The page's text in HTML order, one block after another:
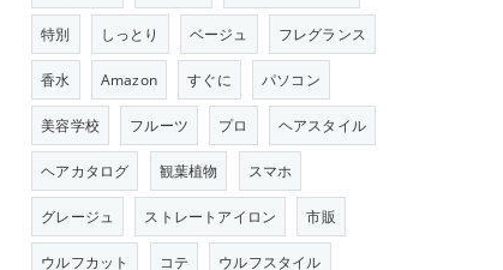
特別 しっとり ベージュ フレグランス
香水 Amazon すぐに パソコン
美容学校 フルーツ プロ ヘアスタイル
ヘアカタログ 観葉植物 スマホ
グレージュ ストレートアイロン 市販
ウルフカット コテ ウルフスタイル